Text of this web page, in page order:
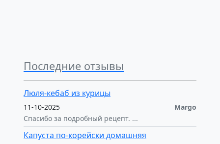
Последние отзывы
Люля-кебаб из курицы
11-10-2025
Margo
Спасибо за подробный рецепт. ...
Капуста по-корейски домашняя